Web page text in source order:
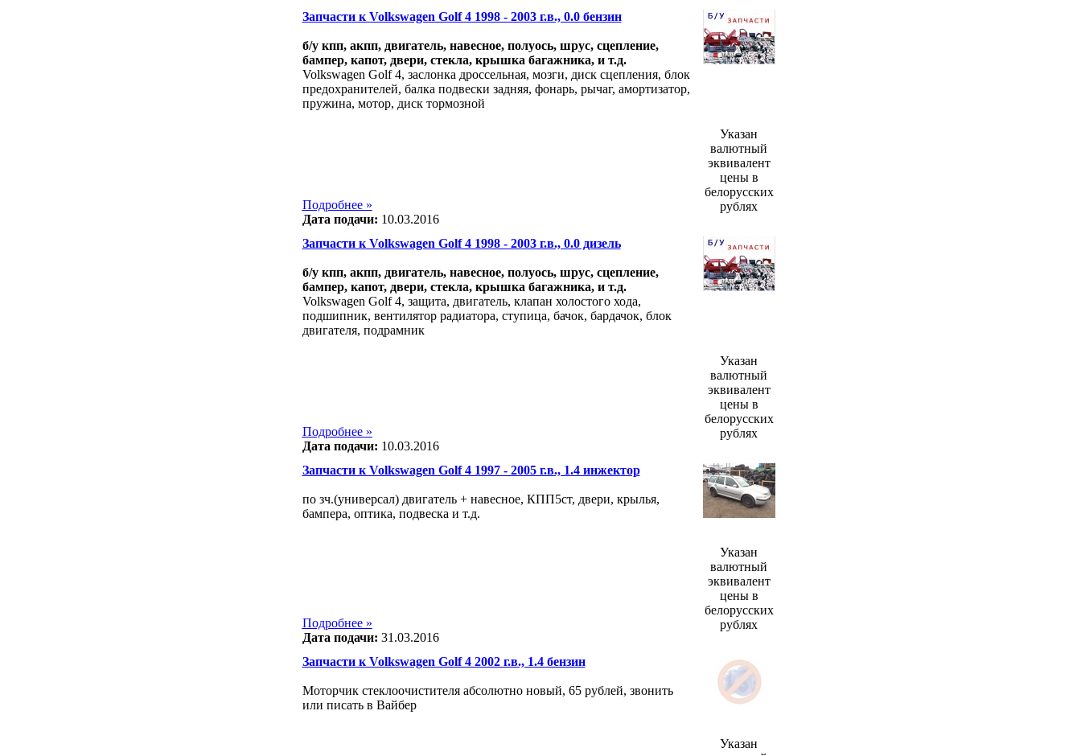
Запчасти к Volkswagen Golf 4 1998 - 2003 г.в., 0.0 бензин
б/у кпп, акпп, двигатель, навесное, полуось, шрус, сцепление,
бампер, капот, двери, стекла, крышка багажника, и т.д.
Volkswagen Golf 4, заслонка дроссельная, мозги, диск сцепления, блок
предохранителей, балка подвески задняя, фонарь, рычаг, амортизатор,
пружина, мотор, диск тормозной
Подробнее »
Дата подачи: 10.03.2016
Указан
валютный
эквивалент
цены в
белорусских
рублях
Запчасти к Volkswagen Golf 4 1998 - 2003 г.в., 0.0 дизель
б/у кпп, акпп, двигатель, навесное, полуось, шрус, сцепление,
бампер, капот, двери, стекла, крышка багажника, и т.д.
Volkswagen Golf 4, защита, двигатель, клапан холостого хода,
подшипник, вентилятор радиатора, ступица, бачок, бардачок, блок
двигателя, подрамник
Подробнее »
Дата подачи: 10.03.2016
Указан
валютный
эквивалент
цены в
белорусских
рублях
Запчасти к Volkswagen Golf 4 1997 - 2005 г.в., 1.4 инжектор
по зч.(универсал) двигатель + навесное, КПП5ст, двери, крылья,
бампера, оптика, подвеска и т.д.
Подробнее »
Дата подачи: 31.03.2016
Указан
валютный
эквивалент
цены в
белорусских
рублях
Запчасти к Volkswagen Golf 4 2002 г.в., 1.4 бензин
Моторчик стеклоочистителя абсолютно новый, 65 рублей, звонить
или писать в Вайбер
Указан